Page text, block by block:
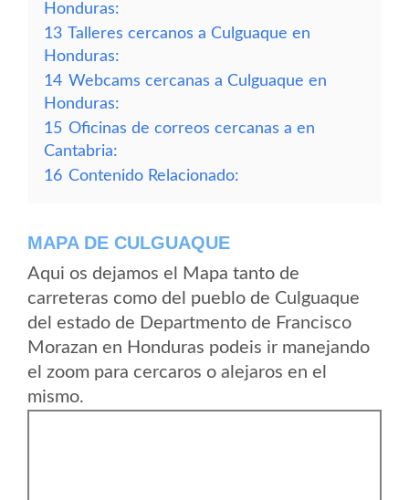
Honduras:
13 Talleres cercanos a Culguaque en
Honduras:
14 Webcams cercanas a Culguaque en
Honduras:
15 Oficinas de correos cercanas a en
Cantabria:
16 Contenido Relacionado:
MAPA DE CULGUAQUE
Aqui os dejamos el Mapa tanto de
carreteras como del pueblo de Culguaque
del estado de Departmento de Francisco
Morazan en Honduras podeis ir manejando
el zoom para cercaros o alejaros en el
mismo.